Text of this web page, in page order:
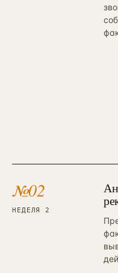
№02
НЕДЕЛЯ 2